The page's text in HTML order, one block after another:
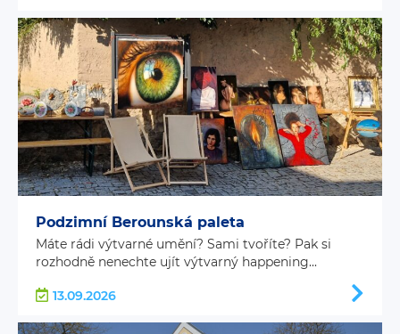
Podzimní Berounská paleta
Máte rádi výtvarné umění? Sami tvoříte? Pak si
rozhodně nenechte ujít výtvarný happening...
13.09.2026